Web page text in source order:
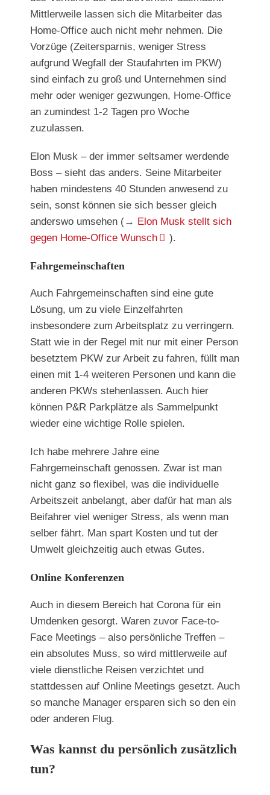
Mittlerweile lassen sich die Mitarbeiter das
Home-Office auch nicht mehr nehmen. Die
Vorzüge (Zeitersparnis, weniger Stress
aufgrund Wegfall der Staufahrten im PKW)
sind einfach zu groß und Unternehmen sind
mehr oder weniger gezwungen, Home-Office
an zumindest 1-2 Tagen pro Woche
zuzulassen.
Elon Musk – der immer seltsamer werdende
Boss – sieht das anders. Seine Mitarbeiter
haben mindestens 40 Stunden anwesend zu
sein, sonst können sie sich besser gleich
anderswo umsehen (→ Elon Musk stellt sich
gegen Home-Office Wunsch
).
Fahrgemeinschaften
Auch Fahrgemeinschaften sind eine gute
Lösung, um zu viele Einzelfahrten
insbesondere zum Arbeitsplatz zu verringern.
Statt wie in der Regel mit nur mit einer Person
besetztem PKW zur Arbeit zu fahren, füllt man
einen mit 1-4 weiteren Personen und kann die
anderen PKWs stehenlassen. Auch hier
können P&R Parkplätze als Sammelpunkt
wieder eine wichtige Rolle spielen.
Ich habe mehrere Jahre eine
Fahrgemeinschaft genossen. Zwar ist man
nicht ganz so flexibel, was die individuelle
Arbeitszeit anbelangt, aber dafür hat man als
Beifahrer viel weniger Stress, als wenn man
selber fährt. Man spart Kosten und tut der
Umwelt gleichzeitig auch etwas Gutes.
Online Konferenzen
Auch in diesem Bereich hat Corona für ein
Umdenken gesorgt. Waren zuvor Face-to-
Face Meetings – also persönliche Treffen –
ein absolutes Muss, so wird mittlerweile auf
viele dienstliche Reisen verzichtet und
stattdessen auf Online Meetings gesetzt. Auch
so manche Manager ersparen sich so den ein
oder anderen Flug.
Was kannst du persönlich zusätzlich
tun?